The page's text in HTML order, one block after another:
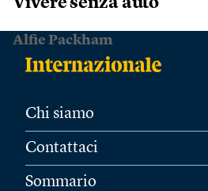
Alfie Packham
Chi siamo
Contattaci
Sommario